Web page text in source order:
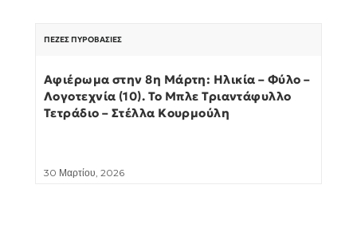
ΠΕΖΈΣ ΠΥΡΟΒΑΣΊΕΣ
Αφιέρωμα στην 8η Μάρτη: Ηλικία – Φύλο –
Λογοτεχνία (10). Το Μπλε Τριαντάφυλλο
Τετράδιο – Στέλλα Κουρμούλη
30 Μαρτίου, 2026